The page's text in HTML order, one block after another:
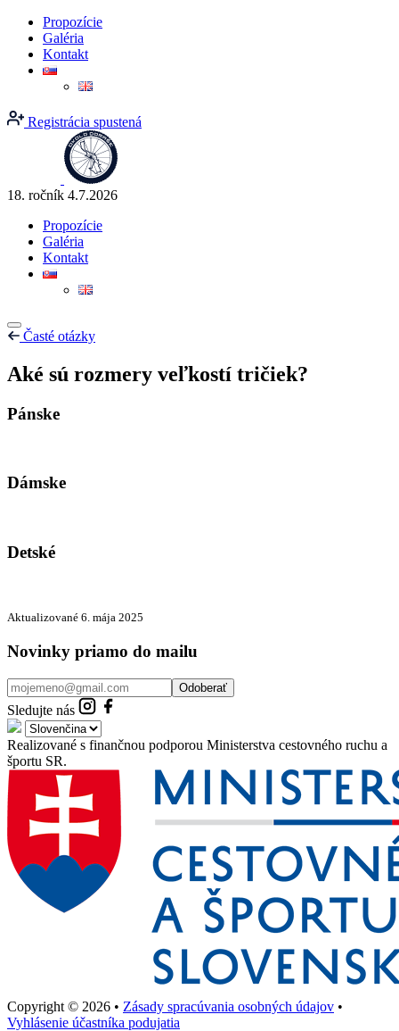
Propozície
Galéria
Kontakt
Registrácia spustená
18. ročník 4.7.2026
Propozície
Galéria
Kontakt
Časté otázky
Aké sú rozmery veľkostí tričiek?
Pánske
Dámske
Detské
Aktualizované 6. mája 2025
Novinky priamo do mailu
Odoberať
Sledujte nás
Realizované s finančnou podporou Ministerstva cestovného ruchu a
športu SR.
Copyright © 2026 • Zásady spracúvania osobných údajov •
Vyhlásenie účastníka podujatia